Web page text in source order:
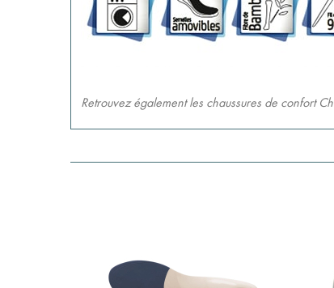
Retrouvez également les chaussures de confort